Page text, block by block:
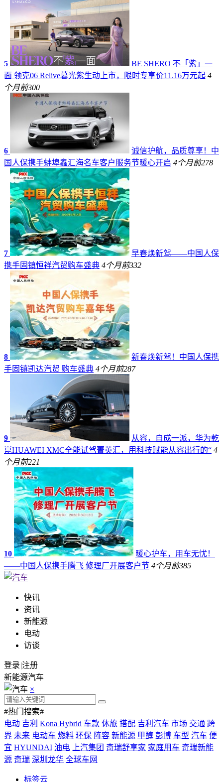
5
BE SHERO 不「紫」一
面 领克06 Relive暮光紫生动上市，限时专享价11.16万元起 4
个月前300
6
诚信护航，品质尊享！中
国人保携手蚌埠鑫汇海名车客户服务节暖心开启 4个月前278
7
早春焕新驾——中国人保
携手固镇恒祥汽贸购车盛典 4个月前332
8
新春焕新驾！中国人保携
手固镇凯达汽贸 购车盛典 4个月前287
9
从容，自成一派，华为乾
崑HUAWEI XMC全能试驾菁英汇，用科技赋能从容出行的“ 4
个月前221
10
暖心护车，用车无忧！
——中国人保携手腾飞 修理厂开展客户节 4个月前385
快讯
资讯
新能源
电动
访谈
登录|注册
新能源汽车
×
#热门搜索#
电动 吉利 Kona Hybrid 车款 休旅 搭配 吉利汽车 市场 交通 跨
界 未来 电动车 燃料 环保 阵容 新能源 甲醇 彭博 车型 汽车 便
宜 HYUNDAI 油电 上汽集团 奇瑞舒享家 家庭用车 奇瑞新能
源 奇瑞 深圳龙华 全球车网
标签云